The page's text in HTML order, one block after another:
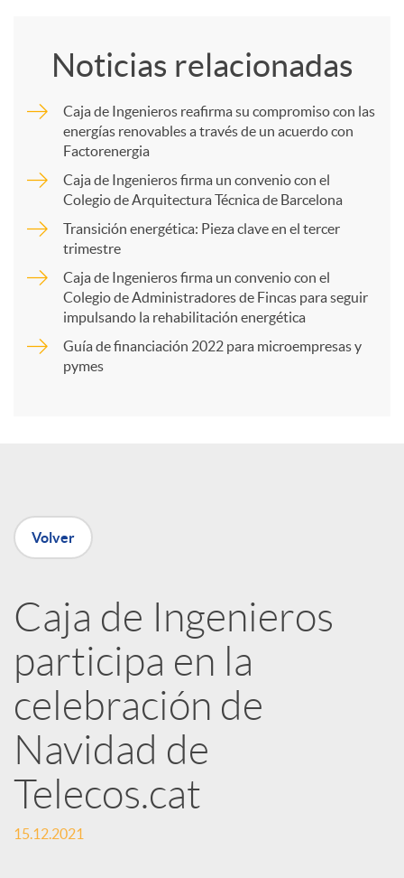
m
r
n
R
e
d
e
s
Noticias relacionadas
Caja de Ingenieros reafirma su compromiso con las
energías renovables a través de un acuerdo con
Factorenergia
Caja de Ingenieros firma un convenio con el
Colegio de Arquitectura Técnica de Barcelona
Transición energética: Pieza clave en el tercer
trimestre
Caja de Ingenieros firma un convenio con el
Colegio de Administradores de Fincas para seguir
impulsando la rehabilitación energética
Guía de financiación 2022 para microempresas y
pymes
Volver
Caja de Ingenieros
participa en la
celebración de
Navidad de
Telecos.cat
15.12.2021